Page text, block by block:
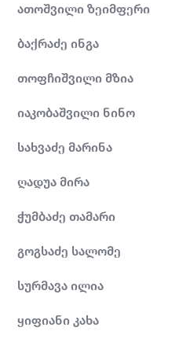
ათოშვილი ზეიმფერი
ბაქრაძე ინგა
თოფჩიშვილი მზია
იაკობაშვილი ნინო
სახვაძე მარინა
ღადუა მირა
ჭუმბაძე თამარი
გოგსაძე სალომე
სურმავა ილია
ყიფიანი კახა